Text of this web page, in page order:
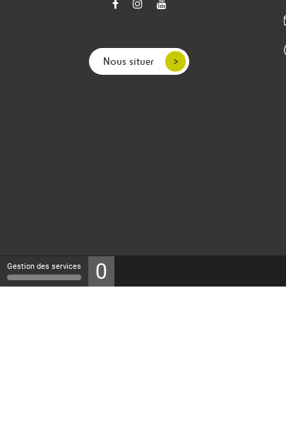
Nous situer
Gestion des services 0